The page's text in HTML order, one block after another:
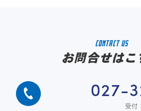
CONTACT US
お問合せはこ
027-
受付